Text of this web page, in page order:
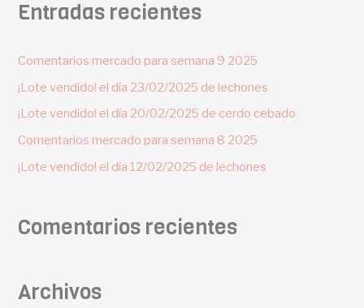
Entradas recientes
Comentarios mercado para semana 9 2025
¡Lote vendido! el día 23/02/2025 de lechones
¡Lote vendido! el día 20/02/2025 de cerdo cebado
Comentarios mercado para semana 8 2025
¡Lote vendido! el día 12/02/2025 de lechones
Comentarios recientes
Archivos